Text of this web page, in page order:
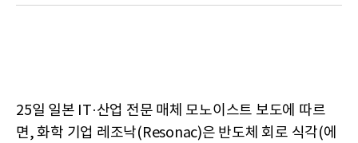
25일 일본 IT·산업 전문 매체 모노이스트 보도에 따르
면, 화학 기업 레조낙(Resonac)은 반도체 회로 식각(에